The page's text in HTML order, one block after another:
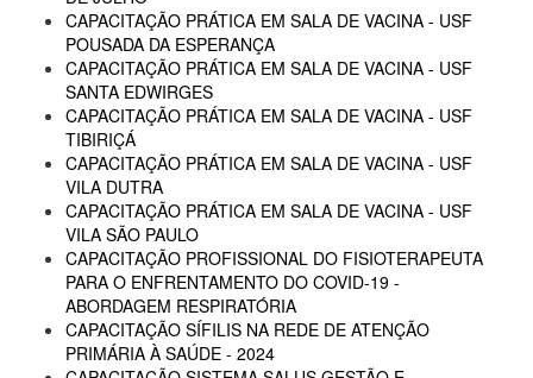
CAPACITAÇÃO PRÁTICA EM SALA DE VACINA - USF
POUSADA DA ESPERANÇA
CAPACITAÇÃO PRÁTICA EM SALA DE VACINA - USF
SANTA EDWIRGES
CAPACITAÇÃO PRÁTICA EM SALA DE VACINA - USF
TIBIRIÇÁ
CAPACITAÇÃO PRÁTICA EM SALA DE VACINA - USF
VILA DUTRA
CAPACITAÇÃO PRÁTICA EM SALA DE VACINA - USF
VILA SÃO PAULO
CAPACITAÇÃO PROFISSIONAL DO FISIOTERAPEUTA
PARA O ENFRENTAMENTO DO COVID-19 -
ABORDAGEM RESPIRATÓRIA
CAPACITAÇÃO SÍFILIS NA REDE DE ATENÇÃO
PRIMÁRIA À SAÚDE - 2024